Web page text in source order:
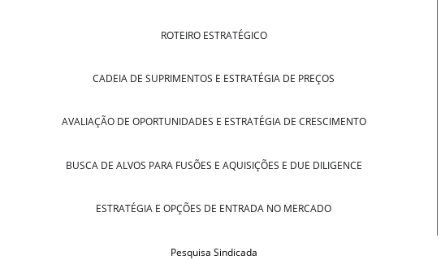
ROTEIRO ESTRATÉGICO
CADEIA DE SUPRIMENTOS E ESTRATÉGIA DE PREÇOS
AVALIAÇÃO DE OPORTUNIDADES E ESTRATÉGIA DE CRESCIMENTO
BUSCA DE ALVOS PARA FUSÕES E AQUISIÇÕES E DUE DILIGENCE
ESTRATÉGIA E OPÇÕES DE ENTRADA NO MERCADO
Pesquisa Sindicada